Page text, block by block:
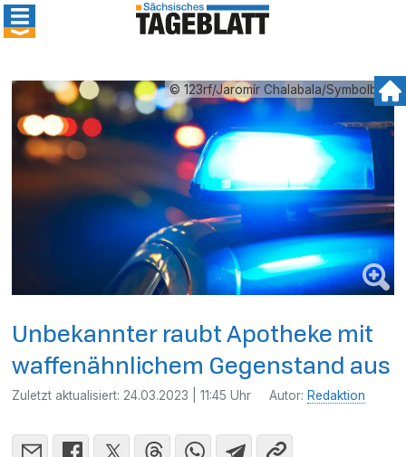
© 123rf/Jaromír Chalabala/Symbolbild
Unbekannter raubt Apotheke mit
waffenähnlichem Gegenstand aus
Zuletzt aktualisiert: 24.03.2023 | 11:45 Uhr Autor: Redaktion